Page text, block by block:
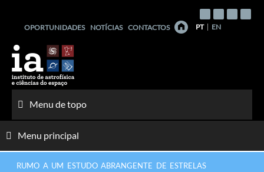
conteúdo
OPORTUNIDADES NOTÍCIAS CONTACTOS PT EN
Menu de topo
Menu principal
RUMO A UM ESTUDO ABRANGENTE DE ESTRELAS